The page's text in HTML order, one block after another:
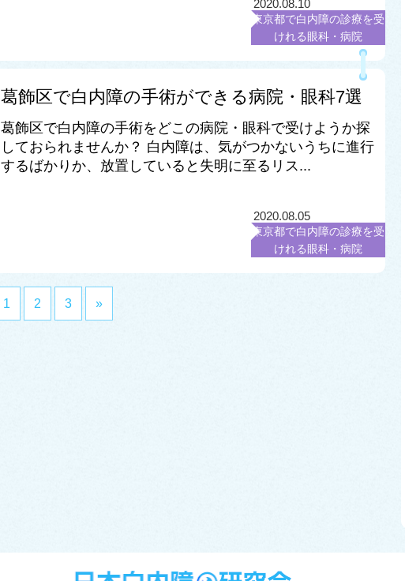
2020.08.10
東京都で白内障の診療を受
けれる眼科・病院
葛飾区で白内障の手術ができる病院・眼科7選
葛飾区で白内障の手術をどこの病院・眼科で受けようか探
しておられませんか？ 白内障は、気がつかないうちに進行
するばかりか、放置していると失明に至るリス...
2020.08.05
東京都で白内障の診療を受
けれる眼科・病院
1 2 3 »